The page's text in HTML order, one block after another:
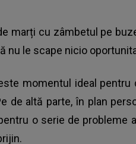
marți cu zâmbetul pe
nu le scape nicio
momentul ideal
de altă parte, în plan
o serie de probleme